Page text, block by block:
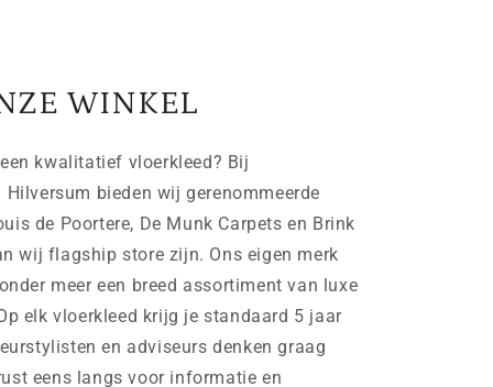
WINKEL
kwalitatief vloerkleed? Bij
bieden wij gerenommeerde
de Poortere, De Munk Carpets en Brink
wij flagship store zijn. Ons eigen merk
meer een breed assortiment van luxe
elk vloerkleed krijg je standaard 5 jaar
en adviseurs denken graag
eens langs voor informatie en